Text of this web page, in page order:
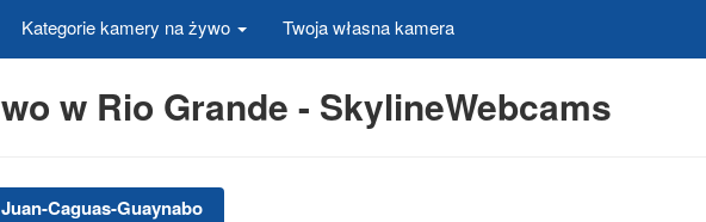
Kategorie kamery na żywo Twoja własna kamera
w Rio Grande - SkylineWebcams
Caguas-Guaynabo